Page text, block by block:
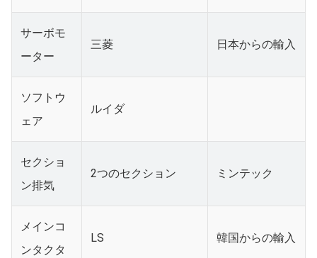
サーボモ
ーター
三菱 日本からの輸入
ソフトウ
ェア
ルイダ
セクショ
ン排気
2つのセクション ミンテック
メインコ
ンタクタ
LS 韓国からの輸入